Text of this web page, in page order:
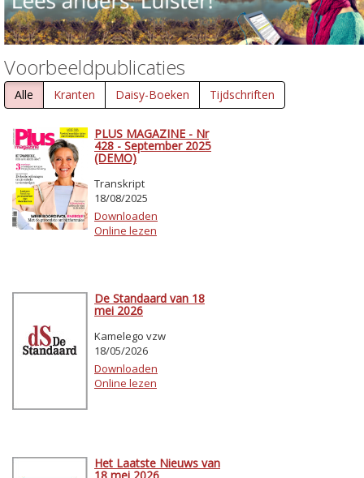
Voorbeeldpublicaties
Alle Kranten Daisy-Boeken Tijdschriften
PLUS MAGAZINE - Nr
428 - September 2025
(DEMO)
Transkript
18/08/2025
Downloaden
Online lezen
De Standaard van 18
mei 2026
Kamelego vzw
18/05/2026
Downloaden
Online lezen
Het Laatste Nieuws van